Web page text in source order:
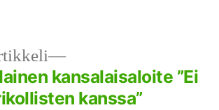
Seuraava
artikkeli:
kansalaisaloite ”Ei
kanssa”